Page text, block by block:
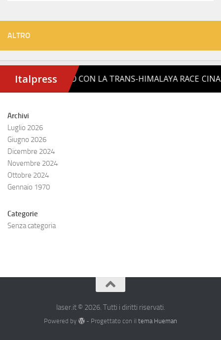
ALTRO
Archivi
Luglio 2026
Giugno 2026
Dicembre 2024
Novembre 2024
Ottobre 2024
Gennaio 1970
Categorie
Senza categoria
laser.it © 2026. Tutti i diritti riservati.
Powered by - Progettato con il tema Hueman